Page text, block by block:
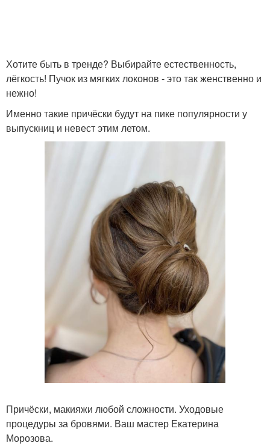
Хотите быть в тренде? Выбирайте естественность,
лёгкость! Пучок из мягких локонов - это так женственно и
нежно!
Именно такие причёски будут на пике популярности у
выпускниц и невест этим летом.
Причёски, макияжи любой сложности. Уходовые
процедуры за бровями. Ваш мастер Екатерина
Морозова.